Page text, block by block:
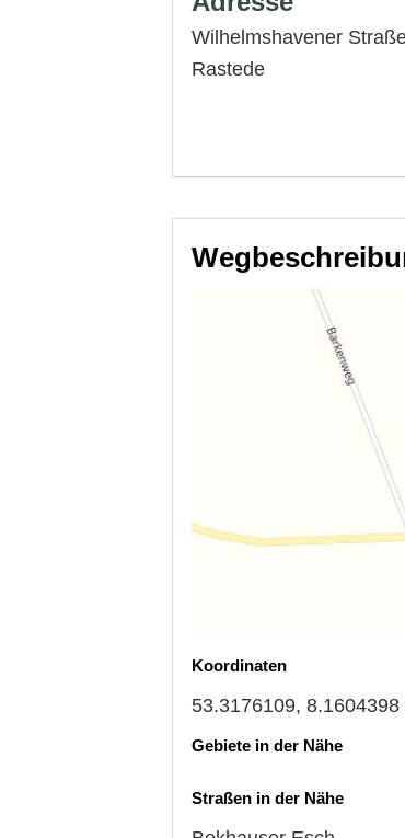
Wilhelmshavener
Rastede
Koordinaten
53.3176109, 8.1604398
Gebiete in der Nähe
Straßen in der Nähe